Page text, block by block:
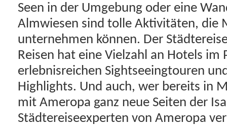
Seen in der Umgebung oder eine
Almwiesen sind tolle Aktivitäten, die
unternehmen können. Der
Reisen hat eine Vielzahl an Hotels
erlebnisreichen Sightseeingtouren
Highlights. Und auch, wer bereits in
mit Ameropa ganz neue Seiten der
Städtereiseexperten von Ameropa